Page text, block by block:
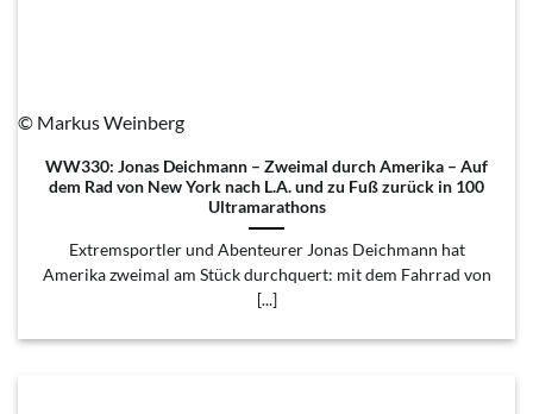
© Markus Weinberg
WW330: Jonas Deichmann – Zweimal durch Amerika – Auf
dem Rad von New York nach L.A. und zu Fuß zurück in 100
Ultramarathons
Extremsportler und Abenteurer Jonas Deichmann hat
Amerika zweimal am Stück durchquert: mit dem Fahrrad von
[...]